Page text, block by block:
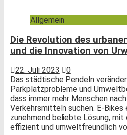
Allgemein
Die Revolution des
und die Innovation von
22. Juli 2023
0
Das städtische Pendeln
Parkplatzprobleme und
dass immer mehr Menschen
Verkehrsmitteln suchen. E-Bikes
zunehmend beliebte Lösung, mit
effizient und umweltfreundlich